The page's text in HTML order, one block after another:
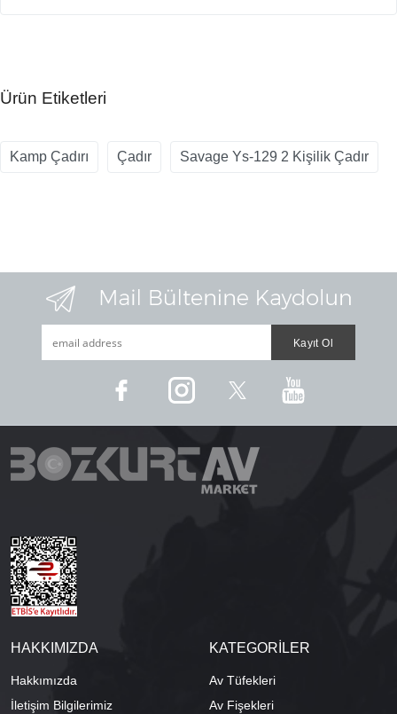
Ürün Etiketleri
Kamp Çadırı Çadır Savage Ys-129 2 Kişilik Çadır
HAKKIMIZDA
Hakkımızda
İletişim Bilgilerimiz
KATEGORİLER
Av Tüfekleri
Av Fişekleri